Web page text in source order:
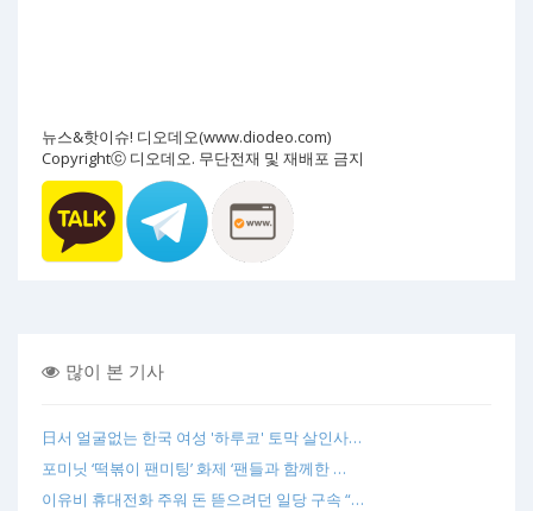
뉴스&핫이슈! 디오데오(www.diodeo.com)
Copyrightⓒ 디오데오. 무단전재 및 재배포 금지
많이 본 기사
日서 얼굴없는 한국 여성 '하루코' 토막 살인사…
포미닛 ‘떡볶이 팬미팅’ 화제 ‘팬들과 함께한 …
이유비 휴대전화 주워 돈 뜯으려던 일당 구속 “…